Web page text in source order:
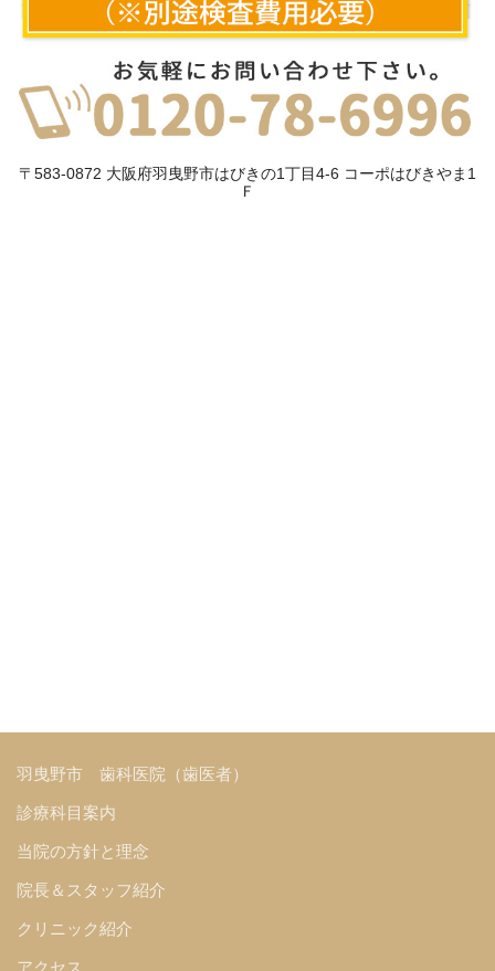
〒583-0872 大阪府羽曳野市はびきの1丁目4-6 コーポはびきやま1
Ｆ
羽曳野市 歯科医院（歯医者）
診療科目案内
当院の方針と理念
院長＆スタッフ紹介
クリニック紹介
アクセス